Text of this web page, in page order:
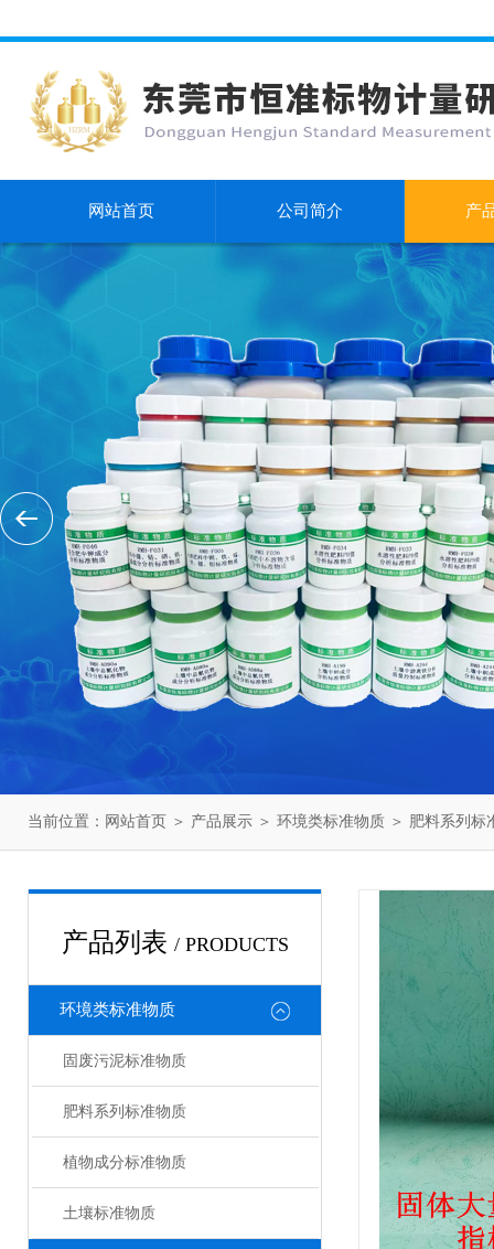
网站首页 公司简介 产
当前位置： 网站首页 ＞ 产品展示 ＞ 环境类标准物质 ＞ 肥料系列标
产品列表 / PRODUCTS
环境类标准物质
固废污泥标准物质
肥料系列标准物质
植物成分标准物质
土壤标准物质